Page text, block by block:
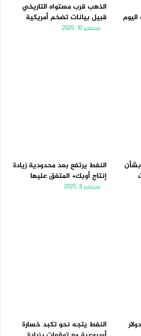
الذهب قرب مستواه التاريخي
قبيل بيانات تضخم أمريكية
سبتمبر 10, 2025
النفط يرتفع بعد محدودية زيادة
إنتاج أوبك+ المتفق عليها
سبتمبر 8, 2025
الذهب يتجاوز حاجز 3,600 دولار
النفط يتجه نحو تكبد خسارة